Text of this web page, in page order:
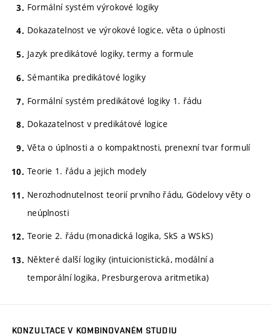
Formální systém výrokové logiky
Dokazatelnost ve výrokové logice, věta o úplnosti
Jazyk predikátové logiky, termy a formule
Sémantika predikátové logiky
Formální systém predikátové logiky 1. řádu
Dokazatelnost v predikátové logice
Věta o úplnosti a o kompaktnosti, prenexní tvar formulí
Teorie 1. řádu a jejich modely
Nerozhodnutelnost teorií prvního řádu, Gödelovy věty o
neúplnosti
Teorie 2. řádu (monadická logika, SkS a WSkS)
Některé další logiky (intuicionistická, modální a
temporální logika, Presburgerova aritmetika)
KONZULTACE V KOMBINOVANÉM STUDIU